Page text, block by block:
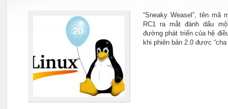
“Sneaky Weasel”, tên mã
RC1 ra mắt đánh dấu
đường phát triển của hệ
khi phiên bản 2.0 được